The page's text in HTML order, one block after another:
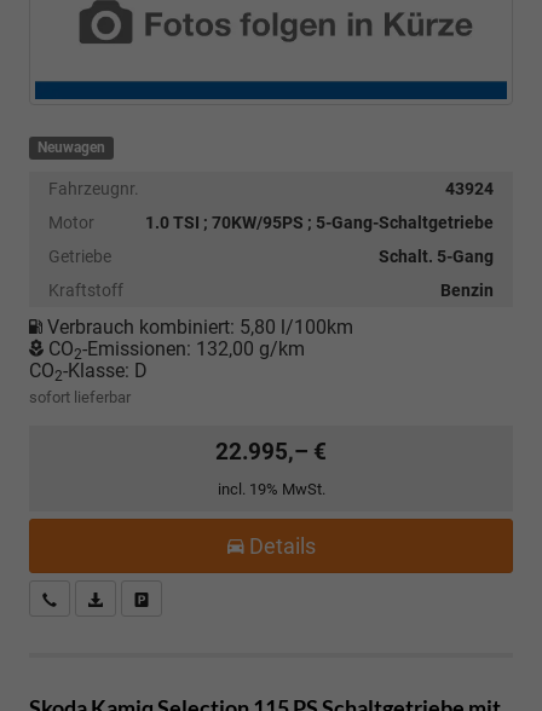
Neuwagen
Fahrzeugnr.
43924
Motor
1.0 TSI ; 70KW/95PS ; 5-Gang-Schaltgetriebe
Getriebe
Schalt. 5-Gang
Kraftstoff
Benzin
Verbrauch kombiniert: 5,80 l/100km
CO2-Emissionen: 132,00 g/km
CO2-Klasse: D
sofort lieferbar
22.995,– €
incl. 19% MwSt.
Details
Kostenloser Rückruf-Service
PDF-Datei, Fahrzeugexposé drucken